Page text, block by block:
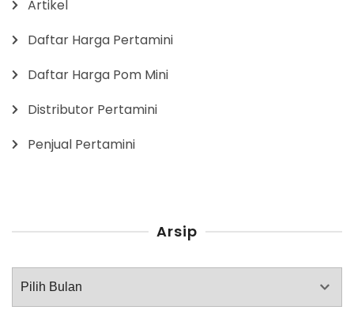
Artikel
Daftar Harga Pertamini
Daftar Harga Pom Mini
Distributor Pertamini
Penjual Pertamini
Arsip
Arsip